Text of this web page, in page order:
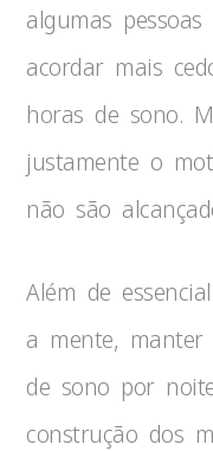
algumas
acordar mais
horas de sono.
justamente o
não são
Além de
a mente,
de sono por
construção dos